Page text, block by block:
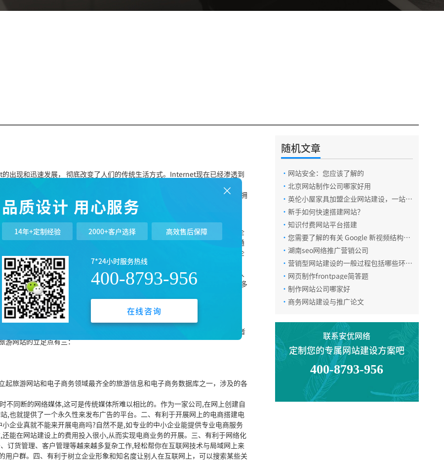
出现和迅速发展， 彻底改变了人们的传统生活方式。Internet现在已经渗透到
网站是
。现在有越来越多的人希望在网络上拥
也有越来 越多的企业通过互联网上来展示自身形象，提供服务和产品资讯
视上所做的宣传企业本身及品牌的广告。不同之处在于企业网站容量更大，企
说，建立企业网站的投入比其它广告方式要低得多。2、使企业具有网络沟通
企业来说，拥有网站就拥有网络沟通能力。3、可以全面详细地介绍企业及企
企业及企业产品。企业可以把任何想让人们知道的信息放入网址。如企业简
功能及使用方法等，都可以展示于网上。4、可以与客户保持密切联系每当人
想知道该企业有什么新闻时，他们就会习惯性的进入该企业的网址。因为大多
发布有关企业的新闻信息
息咨
预订版块、旅游B2B电子商务交易版块，或者
游网站的立足点有三：
起旅游网站和电子商务领域最齐全的旅游信息和电子商务数据库之一，涉及的各
同断的网络媒体,这可是传统媒体所难以相比的。作为一家公司,在网上创建自
,也就提供了一个永久性来发布广告的平台。二、有利于开展网上的电商搭建电
企业真就不能来开展电商吗?自然不是,如专业的中小企业能提供专业电商服务
能在网站建设上的费用投入很小,从而实现电商业务的开展。三、有利于网络化
订货管理、客户管理等越来越多复杂工作,轻松帮你在互联网技术与局域网上来
户群。四、有利于树立企业形象和知名度让别人在互联网上，可以搜索某些关
随机文章
· 网站安全：您应该了解的
· 北京网站制作公司哪家好用
· 英伦小屋家具加盟企业网站建设，一站式
服务
· 新手如何快速搭建网站？
· 知识付费网站平台搭建
· 您需要了解的有关 Google 新视频结构化
数据 – Clip 和 SeekToAction 的信息
· 湖南seo网络推广营销公司
· 营销型网站建设的一般过程包括哪些环
节?
· 网页制作frontpage简答题
· 制作网站公司哪家好
· 商务网站建设与推广论文
联系安优网络
定制您的专属网站建设方案吧
400-8793-956
返回顶部
品质设计 用心服务
14年+定制经验 2000+客户选择 高效售后保障
7*24小时服务热线
400-8793-956
在线咨询